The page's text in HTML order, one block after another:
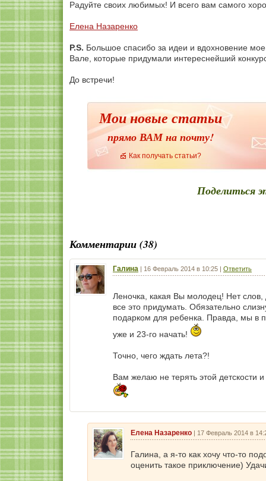
Радуйте своих любимых! И всего вам самого
Елена Назаренко
P.S. Большое спасибо за идеи и вдохновение
Вале, которые придумали интереснейший
До встречи!
Мои новые статьи
прямо ВАМ на почту!
Как получать статьи?
Поделиться
Комментарии (38)
Галина | 16 Февраль 2014 в 10:25 | Ответить
Леночка, какая Вы молодец! Нет
все это придумать. Обязательно
подарком для ребенка. Правда, мы в
уже и 23-го начать!
Точно, чего ждать лета?!
Вам желаю не терять этой детскости
Елена Назаренко | 17 Февраль 2014 в
Галина, а я-то как хочу что-то
оценить такое приключение)